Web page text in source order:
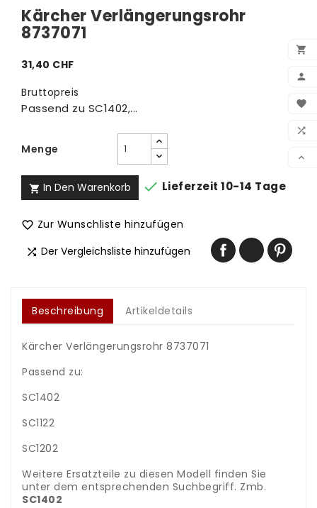





Kärcher Verlängerungsrohr
8737071
31,40 CHF
Bruttopreis
Passend zu SC1402,...
Menge
 In Den Warenkorb  Lieferzeit 10-14 Tage
 Zur Wunschliste hinzufügen
 Der Vergleichsliste hinzufügen
Beschreibung Artikeldetails
Kärcher Verlängerungsrohr 8737071
Passend zu:
SC1402
SC1122
SC1202
Weitere Ersatzteile zu diesen Modell finden Sie
unter dem entsprechenden Suchbegriff. Zmb.
SC1402